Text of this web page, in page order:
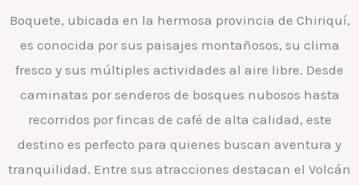
Boquete, ubicada en la hermosa provincia de Chiriquí,
es conocida por sus paisajes montañosos, su clima
fresco y sus múltiples actividades al aire libre. Desde
caminatas por senderos de bosques nubosos hasta
recorridos por fincas de café de alta calidad, este
destino es perfecto para quienes buscan aventura y
tranquilidad. Entre sus atracciones destacan el Volcán